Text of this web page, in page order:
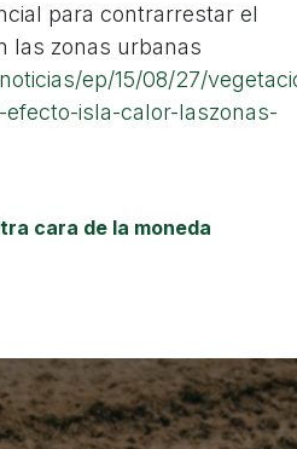
para contrarrestar el
las zonas urbanas
ep/15/08/27/
isla-calor-laszonas-
cara de la moneda